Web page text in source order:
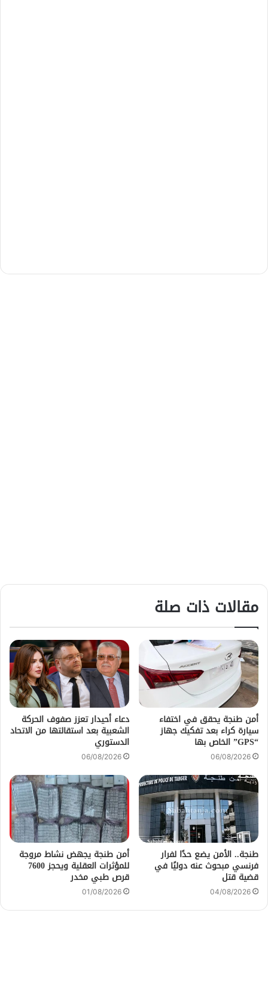
مقالات ذات صلة
أمن طنجة يحقق في اختفاء
سيارة كراء بعد تفكيك جهاز
“GPS” الخاص بها
06/08/2026
دعاء أحيدار تعزز صفوف الحركة
الشعبية بعد استقالتها من الاتحاد
الدستوري
06/08/2026
طنجة.. الأمن يضع حدًا لفرار
فرنسي مبحوث عنه دوليًا في
قضية قتل
04/08/2026
أمن طنجة يجهض نشاط مروجة
للمؤثرات العقلية ويحجز 7600
قرص طبي مخدر
01/08/2026